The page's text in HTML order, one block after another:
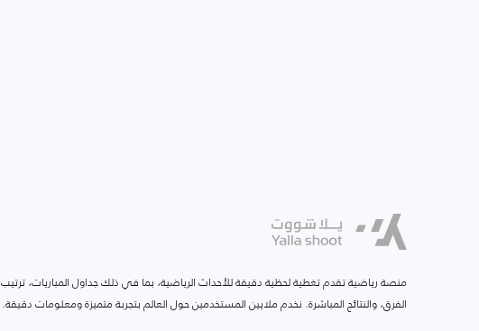
منصة رياضية تقدم تغطية لحظية دقيقة للأحداث الرياضية، بما في ذلك جداول المباريات، ترتيب
الفرق، والنتائج المباشرة. نخدم ملايين المستخدمين حول العالم بتجربة متميزة ومعلومات دقيقة.